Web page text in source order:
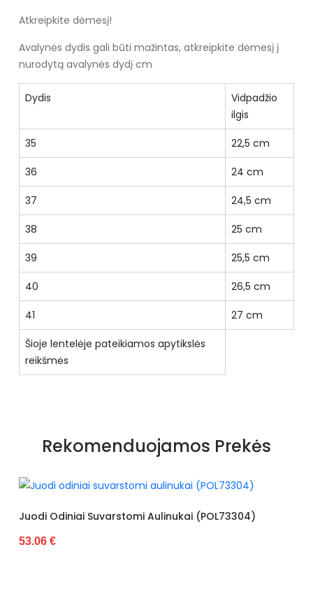
Atkreipkite dėmesį!
Avalynės dydis gali būti mažintas, atkreipkite dėmesį į
nurodytą avalynės dydį cm
Dydis
Vidpadžio
ilgis
35 22,5 cm
36 24 cm
37 24,5 cm
38 25 cm
39 25,5 cm
40 26,5 cm
41 27 cm
Šioje lentelėje pateikiamos apytikslės
reikšmės
Nauja
Kulno aukštis 3cm - 5cm
Kulno tipas ploksčias
Užsegimo tipas
Rekomenduojamos Prekės
Juodi Odiniai Suvarstomi Aulinukai (POL73304)
53.06 €